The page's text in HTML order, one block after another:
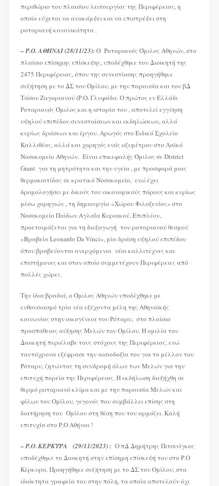
περιθώριο του πλαισίου λειτουργίας της Περιφέρειας, η
οποία εύχεται να ανακάμψει και να επιστρέψει στη
ροταριανή κανονικότητα .
–Ρ.Ο. ΑΘΗΝΑΙ (28/11/23):Ο Ροταριανός Όμιλος Αθηνών, στο
πλαίσιο επίσημης επίσκεψης, υποδέχθηκε τον Διοικητή της
2475 Περιφέρειας, όπου της συνεστίασης προηγήθηκε
συζήτηση με το ΔΣ του Ομίλου, με την παρουσία και του βΔ
Τάσου Ζαγοριανού (Ρ.Ο. Γλυφάδα. Ο πρώτος εν Ελλάδι
Ροταριανός Όμιλος και η ιστορία του , αποτελεί εγγύηση
υψηλού επιπέδου συνεστιάσεων και εκδηλώσεων, αλλά
κυρίως δράσεων και έργου. Αρωγός στο Ειδικό Σχολείο
Καλλιθέας, αλλά και χορηγός ενός οξυμέτρου στο Λαϊκό
Νοσοκομείο Αθηνών. Είναι επικεφαλής Όμιλος σε District
Grant για τη μητρότητα και την υγεία , με προσφορά μιας
θερμοκοιτίδας σε κρατικό Νοσοκομείο, ενώ έχει
δρομολογήσει με δικούς του οικονομικούς πόρους και κυρίως
μέσω χορηγιών , τη δημιουργία «Χώρου Φιλοξενίας» στο
Νοσοκομείο Παίδων Αγλαΐα Κυριακού. Επιπλέον,
προετοιμάζεται για τη διεξαγωγή του ροταριανού θεσμού
«Βραβεία Leonardo Da Vinci», μία δράση υψηλού επιπέδου
όπου βραβεύονται ανερχόμενοι νέοι καλλιτέχνες και
επιστήμονες και στον οποίο συμμετέχουν Περιφέρειες από
πολλές χώρες.
Την ίδια βραδιά, ο Όμιλος Αθηνών υποδέχθηκε με
ενθουσιασμό τρία νέα εξέχοντα μέλη της Αθηναϊκής
κοινωνίας στην οικογένεια του Ρόταρυ, στο πλαίσιο
προσπάθειας αύξησης Μελών του Ομίλου. Η ομιλία του
Διοικητή περιέλαβε τους στόχους της Περιφέρειας, ενώ
ταυτόχρονα εξέφρασε την αισιοδοξία του για το μέλλον του
Ρόταρυ, ζητώντας τη συνδρομή όλων των Μελών για την
επιτυχή πορεία της Περιφέρειας. Η εκδήλωση διεξήχθη σε
θερμό ροταριανό κλίμα και με την παρουσία Μελών και
φίλων του Ομίλου, γεγονός που συμβάλλει επίσης στη
διατήρηση του Ομίλου στη θέση που του αρμόζει. Καλή
επιτυχία στο Ρ.Ο Αθήναι !
–Ρ.Ο. ΚΕΡΚΥΡΑ (29/11/2023) : Ο πΔ Δημήτρης Πιτσινίγκος
υποδέχθηκε το Διοικητή στην επίσημη επίσκεψή του στο Ρ.Ο
Κέρκυρα. Προηγήθηκε συζήτηση με το ΔΣ του Ομίλου, στα
ιδιόκτητα γραφεία του στην πόλη, τα οποία αποτελούν όχι